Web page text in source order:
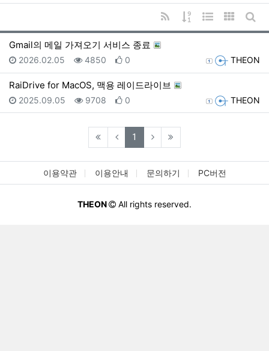
RSS
게시물 정렬
웹진 스타일
갤러리게
Gmail의 메일 가져오기 서비스 종료
등록자 THEON
등록일
2026.02.05 조회
4850 추천
0
RaiDrive for MacOS, 맥용 레이드라이브
등록자 THEON
등록일
2025.09.05 조회
9708 추천
0
1 (current)
이용약관 이용안내 문의하기 PC버전
THEON All rights reserved.